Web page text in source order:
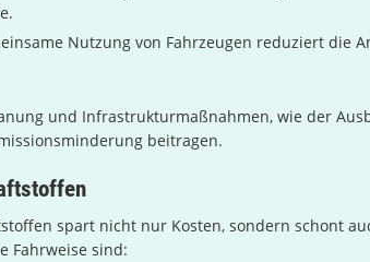
Nutzung von Fahrzeugen reduziert die
und Infrastrukturmaßnahmen, wie der
beitragen.
spart nicht nur Kosten, sondern schont
Fahrweise sind: